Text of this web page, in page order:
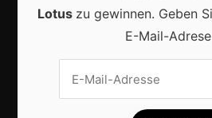
Lokale
Lotus zu gewinnen. Geben
E-Mail-